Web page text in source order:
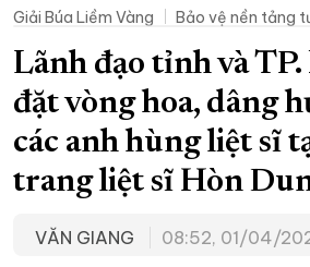
KHOA HỌC - CÔNG NGHỆ PHÁP LUẬT
THẾ GIỚI MULTIMEDIA VIDEO ĐỌC
PODCAST THÔNG TIN - QUẢNG CÁO
QUY HOẠCH TỈNH KHÁNH HÒA
TRƯỜNG SA BIỂN ĐẢO QUÊ HƯƠNG
CHUNG TAY CẢI CÁCH HÀNH CHÍNH
XÂY DỰNG NÔNG THÔN MỚI LỊCH CẮT
Giải Búa Liềm Vàng
Bảo vệ nền tảng
Lãnh đạo tỉnh và
đặt vòng hoa, dâng
các anh hùng liệt sĩ
trang liệt sĩ Hòn
VĂN GIANG 08:52, 01/04/